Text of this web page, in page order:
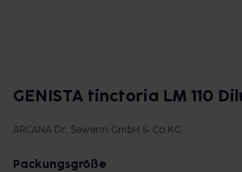
GENISTA tinctoria LM 110
ARCANA Dr. Sewerin GmbH & Co.KG
Packungsgröße